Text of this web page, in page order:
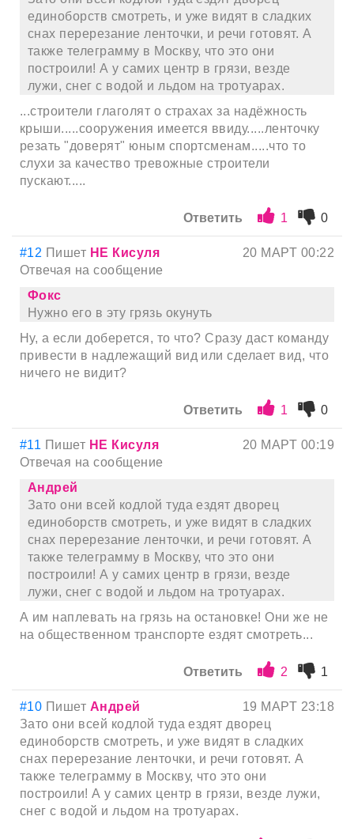
единоборств смотреть, и уже видят в сладких
снах перерезание ленточки, и речи готовят. А
также телеграмму в Москву, что это они
построили! А у самих центр в грязи, везде
лужи, снег с водой и льдом на тротуарах.
...строители глаголят о страхах за надёжность
крыши.....сооружения имеется ввиду.....ленточку
резать "доверят" юным спортсменам.....что то
слухи за качество тревожные строители
пускают.....
Ответить 1 0
#12 Пишет НЕ Кисуля
20 МАРТ 00:22
Отвечая на сообщение
Фокс
Нужно его в эту грязь окунуть
Ну, а если доберется, то что? Сразу даст команду
привести в надлежащий вид или сделает вид, что
ничего не видит?
Ответить 1 0
#11 Пишет НЕ Кисуля
20 МАРТ 00:19
Отвечая на сообщение
Андрей
Зато они всей кодлой туда ездят дворец
единоборств смотреть, и уже видят в сладких
снах перерезание ленточки, и речи готовят. А
также телеграмму в Москву, что это они
построили! А у самих центр в грязи, везде
лужи, снег с водой и льдом на тротуарах.
А им наплевать на грязь на остановке! Они же не
на общественном транспорте ездят смотреть...
Ответить 2 1
#10 Пишет Андрей
19 МАРТ 23:18
Зато они всей кодлой туда ездят дворец
единоборств смотреть, и уже видят в сладких
снах перерезание ленточки, и речи готовят. А
также телеграмму в Москву, что это они
построили! А у самих центр в грязи, везде лужи,
снег с водой и льдом на тротуарах.